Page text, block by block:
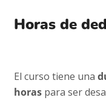
Horas de
El curso tiene una
horas para ser